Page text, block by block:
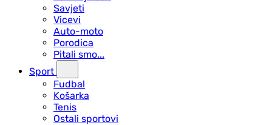
Savjeti
Vicevi
Auto-moto
Porodica
Pitali smo...
Sport
Fudbal
Košarka
Tenis
Ostali sportovi